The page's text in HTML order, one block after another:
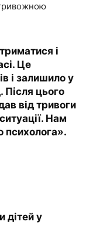
і
Це
і залишило у
Після цього
від тривоги
Нам
психолога».
дітей у